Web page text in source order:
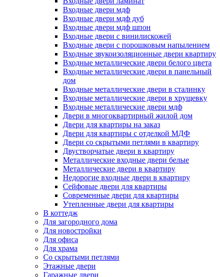
Входные двери мдф
Входные двери мдф дуб
Входные двери мдф шпон
Входные двери с винилискожей
Входные двери с порошковым напылением
Входные звукоизоляционные двери квартиру
Входные металлические двери белого цвета
Входные металлические двери в панельный
дом
Входные металлические двери в сталинку
Входные металлические двери в хрущевку
Входные металлические двери мдф
Двери в многоквартирный жилой дом
Двери для квартиры на заказ
Двери для квартиры с отделкой МДФ
Двери со скрытыми петлями в квартиру
Двустворчатые двери в квартиру
Металлические входные двери белые
Металлические двери в квартиру
Недорогие входные двери в квартиру
Сейфовые двери для квартиры
Современные двери для квартиры
Утепленные двери для квартиры
В коттедж
Для загородного дома
Для новостройки
Для офиса
Для храма
Со скрытыми петлями
Этажные двери
Гаражные двери